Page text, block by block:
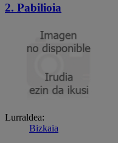
2. Pabilioia
Lurraldea:
Bizkaia